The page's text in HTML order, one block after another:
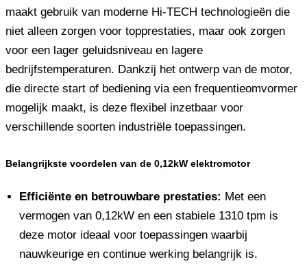
maakt gebruik van moderne Hi-TECH technologieën die
niet alleen zorgen voor topprestaties, maar ook zorgen
voor een lager geluidsniveau en lagere
bedrijfstemperaturen. Dankzij het ontwerp van de motor,
die directe start of bediening via een frequentieomvormer
mogelijk maakt, is deze flexibel inzetbaar voor
verschillende soorten industriële toepassingen.
Belangrijkste voordelen van de 0,12kW elektromotor
Efficiënte en betrouwbare prestaties: Met een
vermogen van 0,12kW en een stabiele 1310 tpm is
deze motor ideaal voor toepassingen waarbij
nauwkeurige en continue werking belangrijk is.